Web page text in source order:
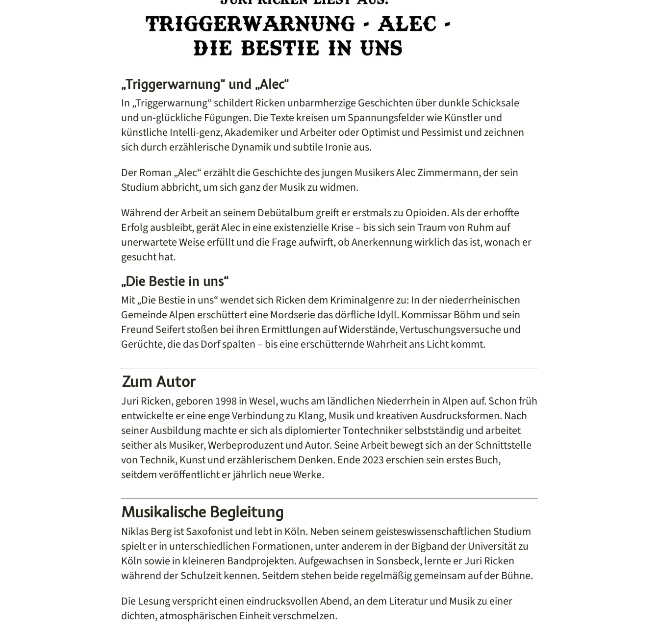
„Triggerwarnung“ und „Alec“
In „Triggerwarnung“ schildert Ricken unbarmherzige Geschichten über dunkle Schicksale
und un-glückliche Fügungen. Die Texte kreisen um Spannungsfelder wie Künstler und
künstliche Intelli-genz, Akademiker und Arbeiter oder Optimist und Pessimist und zeichnen
sich durch erzählerische Dynamik und subtile Ironie aus.
Der Roman „Alec“ erzählt die Geschichte des jungen Musikers Alec Zimmermann, der sein
Studium abbricht, um sich ganz der Musik zu widmen.
Während der Arbeit an seinem Debütalbum greift er erstmals zu Opioiden. Als der erhoffte
Erfolg ausbleibt, gerät Alec in eine existenzielle Krise – bis sich sein Traum von Ruhm auf
unerwartete Weise erfüllt und die Frage aufwirft, ob Anerkennung wirklich das ist, wonach er
gesucht hat.
„Die Bestie in uns“
Mit „Die Bestie in uns“ wendet sich Ricken dem Kriminalgenre zu: In der niederrheinischen
Gemeinde Alpen erschüttert eine Mordserie das dörfliche Idyll. Kommissar Böhm und sein
Freund Seifert stoßen bei ihren Ermittlungen auf Widerstände, Vertuschungsversuche und
Gerüchte, die das Dorf spalten – bis eine erschütternde Wahrheit ans Licht kommt.
Zum Autor
Juri Ricken, geboren 1998 in Wesel, wuchs am ländlichen Niederrhein in Alpen auf. Schon früh
entwickelte er eine enge Verbindung zu Klang, Musik und kreativen Ausdrucksformen. Nach
seiner Ausbildung machte er sich als diplomierter Tontechniker selbstständig und arbeitet
seither als Musiker, Werbeproduzent und Autor. Seine Arbeit bewegt sich an der Schnittstelle
von Technik, Kunst und erzählerischem Denken. Ende 2023 erschien sein erstes Buch,
seitdem veröffentlicht er jährlich neue Werke.
Musikalische Begleitung
Niklas Berg ist Saxofonist und lebt in Köln. Neben seinem geisteswissenschaftlichen Studium
spielt er in unterschiedlichen Formationen, unter anderem in der Bigband der Universität zu
Köln sowie in kleineren Bandprojekten. Aufgewachsen in Sonsbeck, lernte er Juri Ricken
während der Schulzeit kennen. Seitdem stehen beide regelmäßig gemeinsam auf der Bühne.
Die Lesung verspricht einen eindrucksvollen Abend, an dem Literatur und Musik zu einer
dichten, atmosphärischen Einheit verschmelzen.